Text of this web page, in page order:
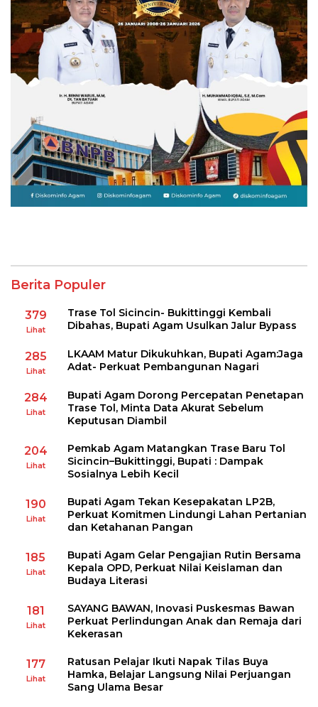
Berita Populer
379
Lihat
Trase Tol Sicincin- Bukittinggi Kembali
Dibahas, Bupati Agam Usulkan Jalur Bypass
285
Lihat
LKAAM Matur Dikukuhkan, Bupati Agam:Jaga
Adat- Perkuat Pembangunan Nagari
284
Lihat
Bupati Agam Dorong Percepatan Penetapan
Trase Tol, Minta Data Akurat Sebelum
Keputusan Diambil
204
Lihat
Pemkab Agam Matangkan Trase Baru Tol
Sicincin–Bukittinggi, Bupati : Dampak
Sosialnya Lebih Kecil
190
Lihat
Bupati Agam Tekan Kesepakatan LP2B,
Perkuat Komitmen Lindungi Lahan Pertanian
dan Ketahanan Pangan
185
Lihat
Bupati Agam Gelar Pengajian Rutin Bersama
Kepala OPD, Perkuat Nilai Keislaman dan
Budaya Literasi
181
Lihat
SAYANG BAWAN, Inovasi Puskesmas Bawan
Perkuat Perlindungan Anak dan Remaja dari
Kekerasan
177
Lihat
Ratusan Pelajar Ikuti Napak Tilas Buya
Hamka, Belajar Langsung Nilai Perjuangan
Sang Ulama Besar